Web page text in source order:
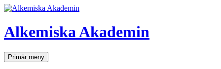
Hoppa
innehåll
Alkemiska Akademin
SökPrimär meny